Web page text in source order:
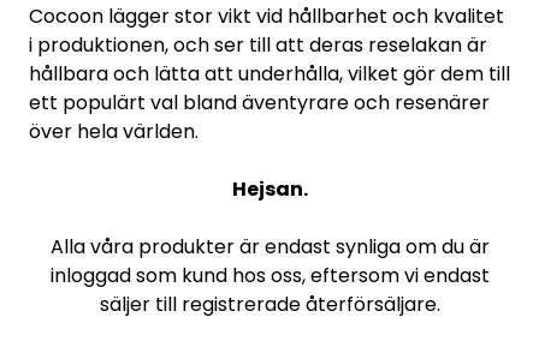
Cocoon lägger stor vikt vid hållbarhet och kvalitet
i produktionen, och ser till att deras reselakan är
hållbara och lätta att underhålla, vilket gör dem till
ett populärt val bland äventyrare och resenärer
över hela världen.
Hejsan.
Alla våra produkter är endast synliga om du är
inloggad som kund hos oss, eftersom vi endast
säljer till registrerade återförsäljare.